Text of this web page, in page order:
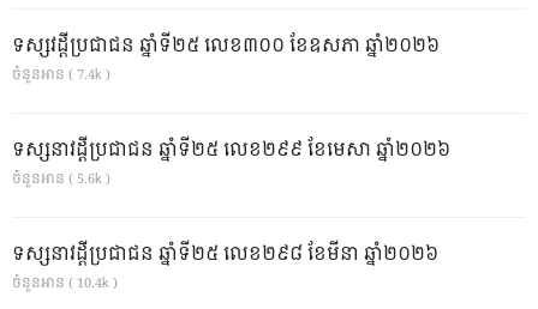
ទស្សវដ្តីប្រជាជន ឆ្នាំទី២៥ លេខ៣០០ ខែឧសភា ឆ្នាំ២០២៦
ចំនួនអាន ( 7.4k )
ទស្សនាវដ្ដីប្រជាជន ឆ្នាំទី២៥ លេខ២៩៩ ខែមេសា ឆ្នាំ២០២៦
ចំនួនអាន ( 5.6k )
ទស្សនាវដ្ដីប្រជាជន ឆ្នាំទី២៥ លេខ២៩៨ ខែមីនា ឆ្នាំ២០២៦
ចំនួនអាន ( 10.4k )